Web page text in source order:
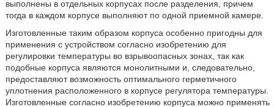
выполнены в отдельных корпусах после разделения, причем
тогда в каждом корпусе выполняют по одной приемной камере.
Изготовленные таким образом корпуса особенно пригодны для
применения с устройством согласно изобретению для
регулировки температуры во взрывоопасных зонах, так как
подобные корпуса являются монолитными и, следовательно,
предоставляют возможность оптимального герметичного
уплотнения расположенного в корпусе регулятора температуры.
Изготовленные согласно изобретению корпуса можно применять